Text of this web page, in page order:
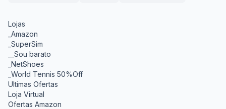
Lojas
_Amazon
_SuperSim
__Sou barato
_NetShoes
_World Tennis 50%Off
Ultimas Ofertas
Loja Virtual
Ofertas Amazon